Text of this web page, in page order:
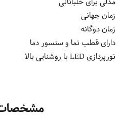
زمان جهانی
زمان دوگانه
دارای قطب نما و سنسور دما
نورپردازی LED با روشنایی بالا